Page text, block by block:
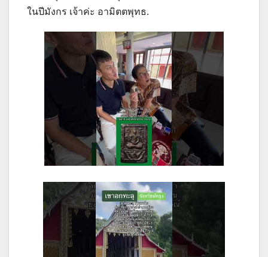
ในปีมังกร เจ้าค่ะ อามิตตพุทธ.